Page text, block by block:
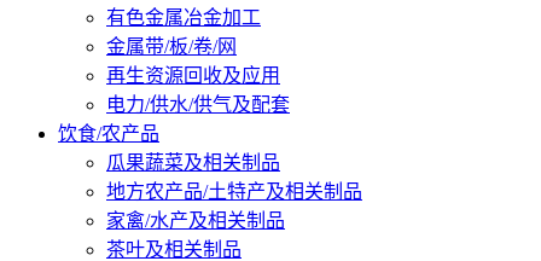
有色金属冶金加工
金属带/板/卷/网
再生资源回收及应用
电力/供水/供气及配套
饮食/农产品
瓜果蔬菜及相关制品
地方农产品/土特产及相关制品
家禽/水产及相关制品
茶叶及相关制品